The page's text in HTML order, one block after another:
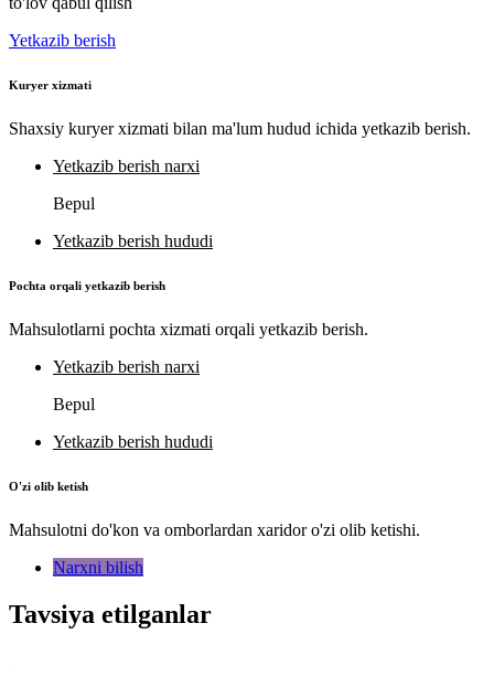
Yetkazib berish
Kuryer xizmati
Shaxsiy kuryer xizmati bilan ma'lum hudud ichida yetkazib berish.
Yetkazib berish narxi
Bepul
Yetkazib berish hududi
Pochta orqali yetkazib berish
Mahsulotlarni pochta xizmati orqali yetkazib berish.
Yetkazib berish narxi
Bepul
Yetkazib berish hududi
O'zi olib ketish
Mahsulotni do'kon va omborlardan xaridor o'zi olib ketishi.
Narxni bilish
Tavsiya etilganlar